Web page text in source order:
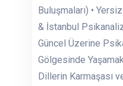
Buluşmaları) •
& İstanbul
Güncel Üzerine
Gölgesinde
Dillerin Karmaşası